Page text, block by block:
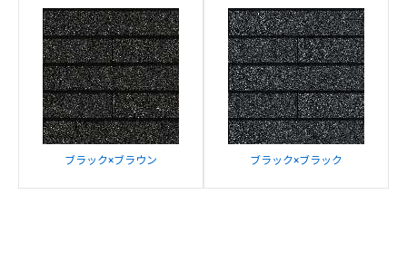
ブラック×ブラウン ブラック×ブラック